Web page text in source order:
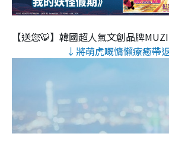
【送您🐯】韓國超人氣文創品牌
↓將萌虎嘅慵懶療癒帶